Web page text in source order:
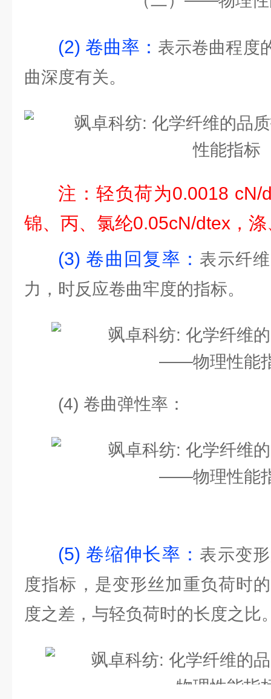
(2) 卷曲率： 表示卷曲程度
曲深度有关。
注：轻负荷为0.0018 cN/
锦、丙、氯纶0.05cN/dtex，
(3) 卷曲回复率： 表示纤
力，时反应卷曲牢度的指标。
(4) 卷曲弹性率：
(5) 卷缩伸长率： 表示变
度指标，是变形丝加重负荷时
度之差，与轻负荷时的长度之比